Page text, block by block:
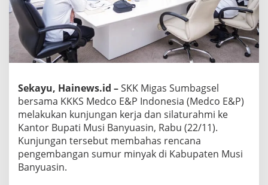
Sekayu, Hainews.id –SKK Migas Sumbagsel
bersama KKKS Medco E&P Indonesia (Medco E&P)
melakukan kunjungan kerja dan silaturahmi ke
Kantor Bupati Musi Banyuasin, Rabu (22/11).
Kunjungan tersebut membahas rencana
pengembangan sumur minyak di Kabupaten Musi
Banyuasin.